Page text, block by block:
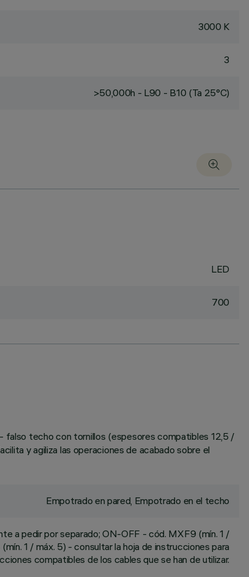
3000 K
3
>50,000h - L90 - B10 (Ta 25°C)
LED
700
falso techo con tornillos (espesores compatibles 12,5 /
y agiliza las operaciones de acabado sobre el
Empotrado en pared, Empotrado en el techo
a pedir por separado; ON-OFF - cód. MXF9 (mín. 1 /
1 / máx. 5) - consultar la hoja de instrucciones para
compatibles de los cables que se han de utilizar.